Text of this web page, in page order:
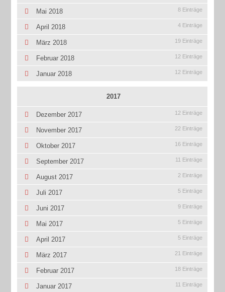
Mai 2018 8 Einträge
April 2018 4 Einträge
März 2018 19 Einträge
Februar 2018 12 Einträge
Januar 2018 12 Einträge
2017
Dezember 2017 12 Einträge
November 2017 22 Einträge
Oktober 2017 16 Einträge
September 2017 11 Einträge
August 2017 2 Einträge
Juli 2017 5 Einträge
Juni 2017 9 Einträge
Mai 2017 5 Einträge
April 2017 5 Einträge
März 2017 21 Einträge
Februar 2017 18 Einträge
Januar 2017 11 Einträge